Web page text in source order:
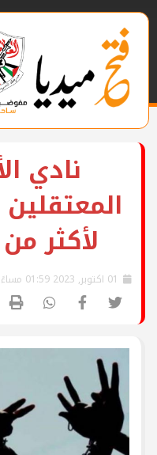
نادي
المعتقلين
لأكثر من 1300 معتقل